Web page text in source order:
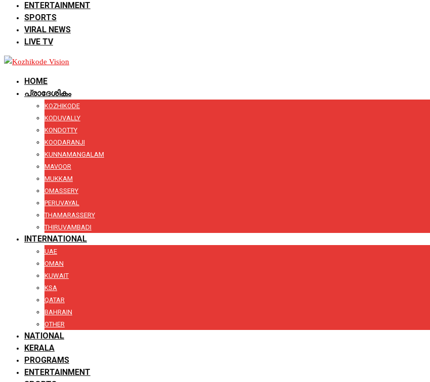
ENTERTAINMENT
SPORTS
VIRAL NEWS
LIVE TV
HOME
പ്രാദേശികം
KOZHIKODE
KODUVALLY
KONDOTTY
KOODARANJI
KUNNAMANGALAM
MAVOOR
MUKKAM
OMASSERY
PERUVAYAL
THAMARASSERY
THIRUVAMBADI
INTERNATIONAL
UAE
OMAN
KUWAIT
KSA
QATAR
BAHRAIN
OTHER
NATIONAL
KERALA
PROGRAMS
ENTERTAINMENT